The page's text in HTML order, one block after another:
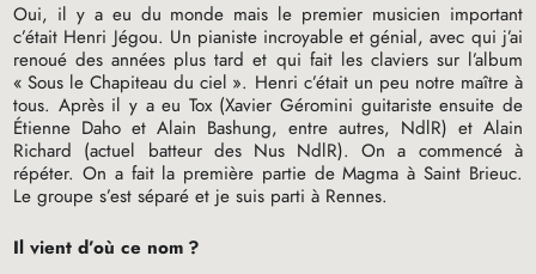
Oui, il y a eu du monde mais le premier musicien important
c’était Henri Jégou. Un pianiste incroyable et génial, avec qui j’ai
renoué des années plus tard et qui fait les claviers sur l’album
« Sous le Chapiteau du ciel ». Henri c’était un peu notre maître à
tous. Après il y a eu Tox (Xavier Géromini guitariste ensuite de
Étienne Daho et Alain Bashung, entre autres, NdlR) et Alain
Richard (actuel batteur des Nus NdlR). On a commencé à
répéter. On a fait la première partie de Magma à Saint Brieuc.
Le groupe s’est séparé et je suis parti à Rennes.
Il vient d’où ce nom ?